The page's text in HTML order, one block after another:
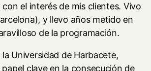
el interés de mis clientes. Vivo
y llevo años metido en
de la programación.
Universidad de Harbacete,
clave en la consecución de